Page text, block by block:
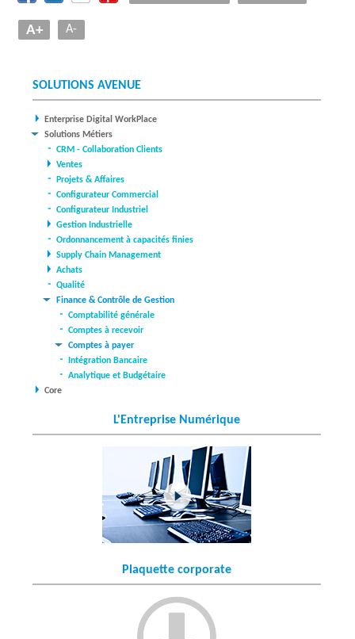
A+ A-
SOLUTIONS AVENUE
Enterprise Digital WorkPlace
Solutions Métiers
CRM - Collaboration Clients
Ventes
Projets & Affaires
Configurateur Commercial
Configurateur Industriel
Gestion Industrielle
Ordonnancement à capacités finies
Supply Chain Management
Achats
Qualité
Finance & Contrôle de Gestion
Comptabilité générale
Comptes à recevoir
Comptes à payer
Intégration Bancaire
Analytique et Budgétaire
Core
L'Entreprise Numérique
Plaquette corporate